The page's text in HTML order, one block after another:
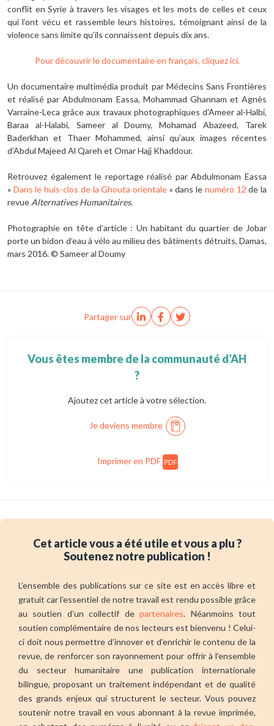
conflit en Syrie à travers les visages et les mots de celles et ceux
qui l’ont vécu et rassemble leurs histoires, témoignant ainsi de la
violence sans limite qu’ils connaissent depuis dix ans.
Pour découvrir le documentaire en français, cliquez ici.
Un documentaire multimédia produit par Médecins Sans Frontières
et réalisé par Abdulmonam Eassa, Mohammad Ghannam et Agnès
Varraine-Leca grâce aux travaux photographiques d’Ameer al-Halbi,
Baraa al-Halabi, Sameer al Doumy, Mohamad Abazeed, Tarek
Baderkhan et Thaer Mohammed, ainsi qu’aux images récentes
d’Abdul Majeed Al Qareh et Omar Hajj Khaddour.
Retrouvez également le reportage réalisé par Abdulmonam Eassa
« Dans le huis-clos de la Ghouta orientale » dans le numéro 12 de la
revue Alternatives Humanitaires.
Photographie en tête d’article : Un habitant du quartier de Jobar
porte un bidon d’eau à vélo au milieu des bâtiments détruits, Damas,
mars 2016. © Sameer al Doumy
Partager sur
Vous êtes membre de la communauté d’AH
?
Ajoutez cet article à votre sélection.
Je deviens membre
Imprimer en PDF PDF
Cet article vous a été utile et vous a plu ?
Soutenez notre publication !
L’ensemble des publications sur ce site est en accès libre et
gratuit car l’essentiel de notre travail est rendu possible grâce
au soutien d’un collectif departenaires. Néanmoins tout
soutien complémentaire de nos lecteurs est bienvenu ! Celui-
ci doit nous permettre d’innover et d’enrichir le contenu de la
revue, de renforcer son rayonnement pour offrir à l’ensemble
du secteur humanitaire une publication internationale
bilingue, proposant un traitement indépendant et de qualité
des grands enjeux qui structurent le secteur. Vous pouvez
soutenir notre travail en vous abonnant à la revue imprimée,